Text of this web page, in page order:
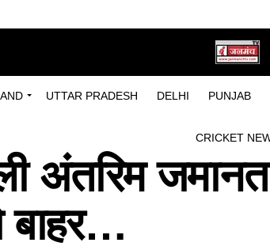
UTTAR PRADESH DELHI PUNJAB
CRICKET
अंतरिम